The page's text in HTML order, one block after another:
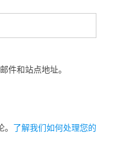
件和站点地址。
了解我们如何处理您的